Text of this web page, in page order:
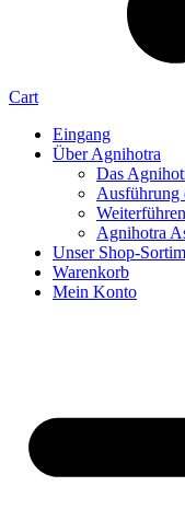
Cart
Eingang
Über Agnihotra
Das
Ausführung
Agnihotra
Unser Shop-
Warenkorb
Mein Konto